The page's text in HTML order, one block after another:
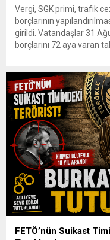
Vergi, SGK primi, trafik
borçlarının
girildi. Vatandaşlar 31
borçlarını 72 aya varan
başvurular 31 Ağustos
aya varan...
FETÖ’nün Suikast